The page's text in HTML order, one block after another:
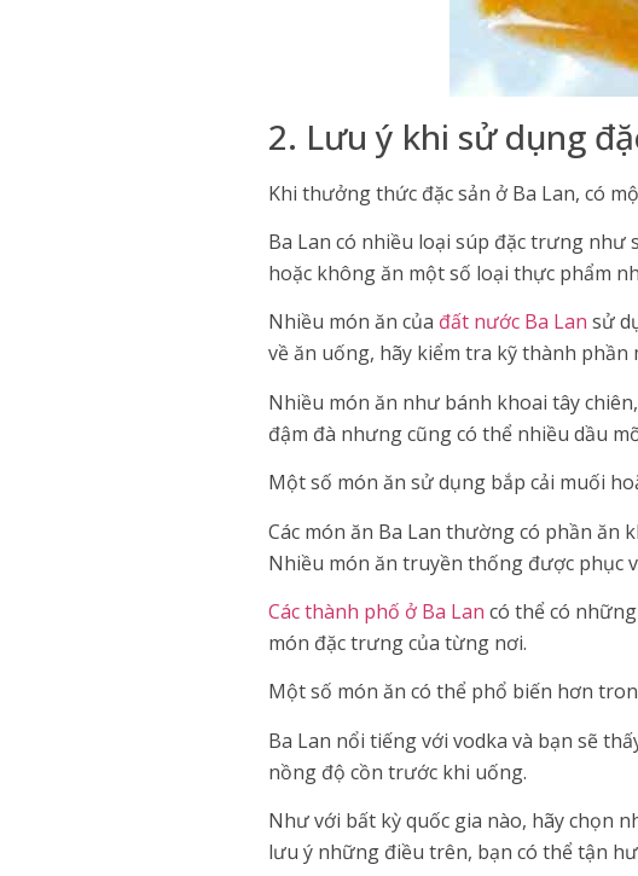
2. Lưu ý khi sử dụng
Khi thưởng thức đặc sản ở Ba Lan, có
Ba Lan có nhiều loại súp đặc trưng như
hoặc không ăn một số loại thực phẩm
Nhiều món ăn của đất nước Ba Lan sử
về ăn uống, hãy kiểm tra kỹ thành phần
Nhiều món ăn như bánh khoai tây
đậm đà nhưng cũng có thể nhiều dầu
Một số món ăn sử dụng bắp cải muối
Các món ăn Ba Lan thường có phần ăn
Nhiều món ăn truyền thống được phục
Các thành phố ở Ba Lan có thể có
món đặc trưng của từng nơi.
Một số món ăn có thể phổ biến hơn
Ba Lan nổi tiếng với vodka và bạn sẽ
nồng độ cồn trước khi uống.
Như với bất kỳ quốc gia nào, hãy chọn
lưu ý những điều trên, bạn có thể tận